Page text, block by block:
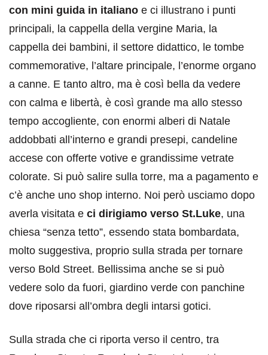
con mini guida in italiano e ci illustrano i punti
principali, la cappella della vergine Maria, la
cappella dei bambini, il settore didattico, le tombe
commemorative, l’altare principale, l’enorme organo
a canne. E tanto altro, ma è così bella da vedere
con calma e libertà, è così grande ma allo stesso
tempo accogliente, con enormi alberi di Natale
addobbati all’interno e grandi presepi, candeline
accese con offerte votive e grandissime vetrate
colorate. Si può salire sulla torre, ma a pagamento e
c’è anche uno shop interno. Noi però usciamo dopo
averla visitata e ci dirigiamo verso St.Luke, una
chiesa “senza tetto”, essendo stata bombardata,
molto suggestiva, proprio sulla strada per tornare
verso Bold Street. Bellissima anche se si può
vedere solo da fuori, giardino verde con panchine
dove riposarsi all’ombra degli intarsi gotici.
Sulla strada che ci riporta verso il centro, tra